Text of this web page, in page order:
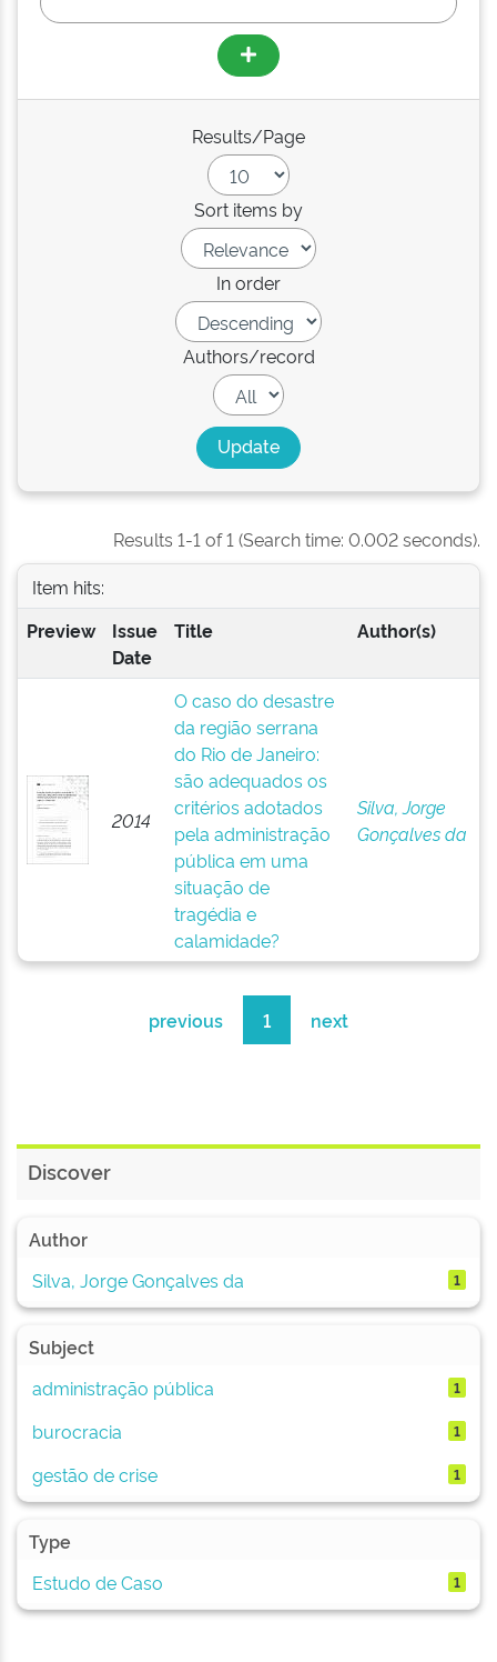
Results/Page
Sort items by
In order
Authors/record
Results 1-1 of 1 (Search time: 0.002 seconds).
Item hits:
Preview
Issue
Date
Title Author(s)
2014
O caso do desastre
da região serrana
do Rio de Janeiro:
são adequados os
critérios adotados
pela administração
pública em uma
situação de
tragédia e
calamidade?
Silva, Jorge
Gonçalves da
previous 1 next
Discover
Author
Silva, Jorge Gonçalves da
1
Subject
administração pública
1
burocracia 1
gestão de crise 1
Type
Estudo de Caso
1